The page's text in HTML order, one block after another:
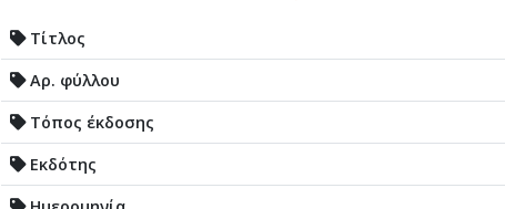
Τίτλος
Αρ. φύλλου
Τόπος έκδοσης
Εκδότης